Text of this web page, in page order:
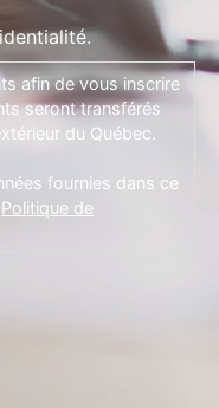
afin de vous inscrire
seront transférés
du Québec.
fournies dans ce
Politique de